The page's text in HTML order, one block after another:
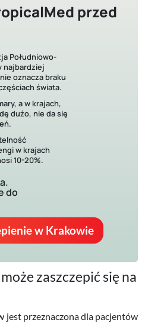
przed
Południowo-
najbardziej
oznacza braku
świata.
a w krajach,
dużo, nie da się
w krajach
10-20%.
do
w Krakowie
zaszczepić się na
jest przeznaczona dla pacjentów